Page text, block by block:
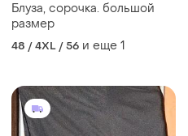
Блуза, сорочка. большой
размер
48 / 4XL / 56 и еще 1